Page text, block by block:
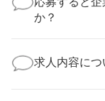
の多くは、
います。
か？
業様に個人
より詳細な
求人内容に